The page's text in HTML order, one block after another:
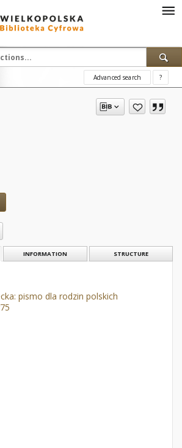
Advanced search ?
INFORMATION STRUCTURE
pismo dla rodzin polskich